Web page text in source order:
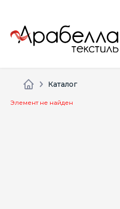
Каталог
Элемент не найден